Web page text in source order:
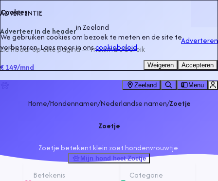
ADVERTENTIE
Adverteer in de headerinZeeland
Zichtbaar op elke pagina — maximale bereik
€ 149/mnd
Adverteren
Zeeland Menu
Home/Hondennamen/Nederlandse namen/Zoetje
Zoetje
Zoetje betekent klein zoet hondenvrouwtje.
Mijn hond heet Zoetje
Betekenis
Categorie
Cookies
We gebruiken cookies om bezoek te meten en de site te
verbeteren. Lees meer in onscookiebeleid.
Weigeren Accepteren